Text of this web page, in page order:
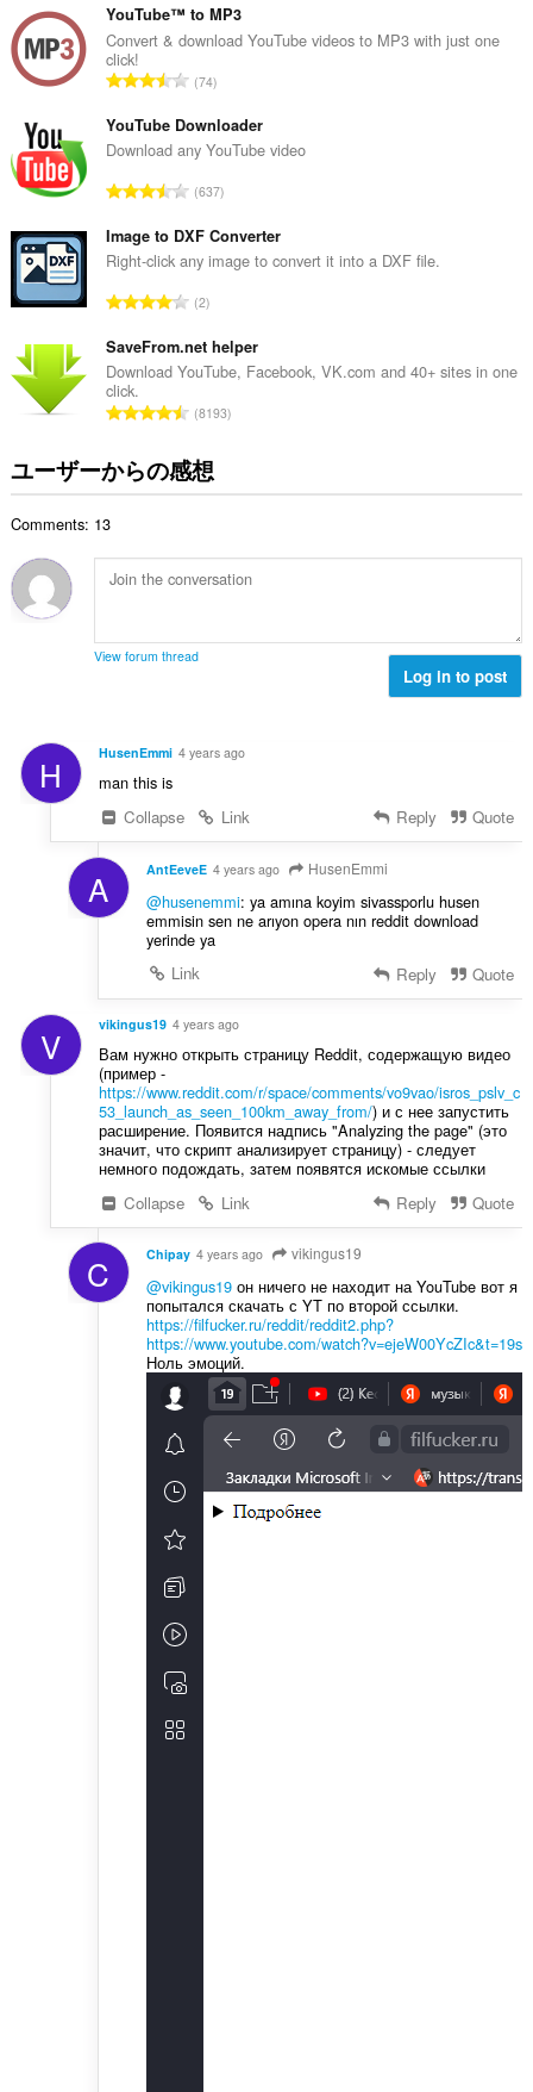
の
総
：
YouTube™ to MP3
Convert & download YouTube videos to MP3 with just one
click!
評
の
総
：
74
YouTube Downloader
Download any YouTube video
評
の
総
：
637
Image to DXF Converter
Right-click any image to convert it into a DXF file.
評
の
総
：
2
SaveFrom.net helper
Download YouTube, Facebook, VK.com and 40+ sites in one
click.
評
の
総
8193
ユーザーからの感想
Comments: 13
View forum thread
Log in to post
H HusenEmmi 4 years ago
man this is
Collapse
Link Reply Quote
A AntEeveE 4 years ago HusenEmmi
@husenemmi: ya amına koyim sivassporlu husen
emmisin sen ne arıyon opera nın reddit download
yerinde ya
Link
Reply Quote
V vikingus19 4 years ago
Вам нужно открыть страницу Reddit, содержащую видео
(пример -
https://www.reddit.com/r/space/comments/vo9vao/isros_pslv_c
53_launch_as_seen_100km_away_from/) и с нее запустить
расширение. Появится надпись "Analyzing the page" (это
значит, что скрипт анализирует страницу) - следует
немного подождать, затем появятся искомые ссылки
Collapse
Link Reply Quote
C Chipay 4 years ago vikingus19
@vikingus19он ничего не находит на YouTube вот я
попытался скачать с YT по второй ссылки.
https://filfucker.ru/reddit/reddit2.php?
https://www.youtube.com/watch?v=ejeW00YcZIc&t=19s
Ноль эмоций.